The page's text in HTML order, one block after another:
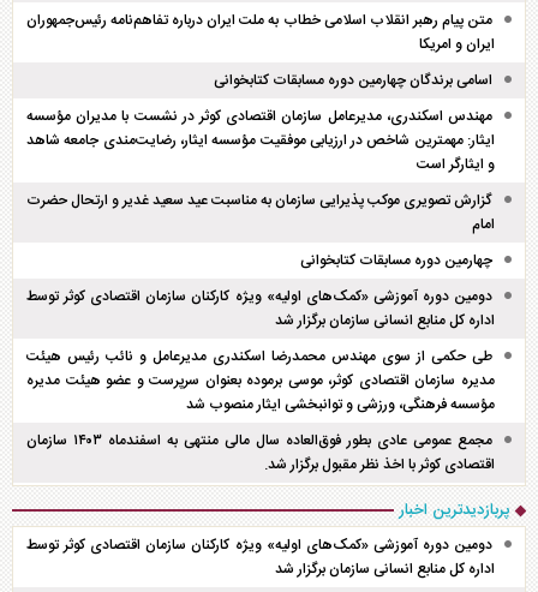
متن پیام رهبر انقلاب اسلامی خطاب به ملت ایران درباره تفاهم‌نامه رئیس‌جمهوران
ایران و امریکا
اسامی برندگان چهارمین دوره مسابقات کتابخوانی
مهندس اسکندری، مدیرعامل سازمان اقتصادی کوثر در نشست با مدیران مؤسسه
ایثار: مهمترین شاخص در ارزیابی موفقیت مؤسسه ایثار، رضایت‌مندی جامعه شاهد
و ایثارگر است
گزارش تصویری موکب پذیرایی سازمان به مناسبت عید سعید غدیر و ارتحال حضرت
امام
چهارمین دوره مسابقات کتابخوانی
دومین دوره آموزشی «کمک‌های اولیه» ویژه کارکنان سازمان اقتصادی کوثر توسط
اداره کل منابع انسانی سازمان برگزار شد
طی حکمی از سوی مهندس محمدرضا اسکندری مدیرعامل و نائب رئیس هیئت
مدیره سازمان اقتصادی کوثر، موسی برموده بعنوان سرپرست و عضو هیئت مدیره
مؤسسه فرهنگی، ورزشی و توانبخشی ایثار منصوب شد
مجمع عمومی عادی بطور فوق‌العاده سال مالی منتهی به اسفند‌ماه ۱۴۰۳ سازمان
اقتصادی کوثر با اخذ نظر مقبول برگزار شد.
پربازدیدترین اخبار
دومین دوره آموزشی «کمک‌های اولیه» ویژه کارکنان سازمان اقتصادی کوثر توسط
اداره کل منابع انسانی سازمان برگزار شد